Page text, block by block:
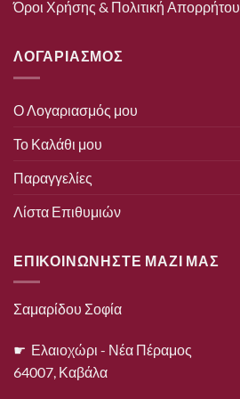
Όροι Χρήσης & Πολιτική Απορρήτου
ΛΟΓΑΡΙΑΣΜΟΣ
Ο Λογαριασμός μου
Το Καλάθι μου
Παραγγελίες
Λίστα Επιθυμιών
ΕΠΙΚΟΙΝΩΝΗΣΤΕ ΜΑΖΙ ΜΑΣ
Σαμαρίδου Σοφία
☛ Ελαιοχώρι - Νέα Πέραμος
64007, Καβάλα